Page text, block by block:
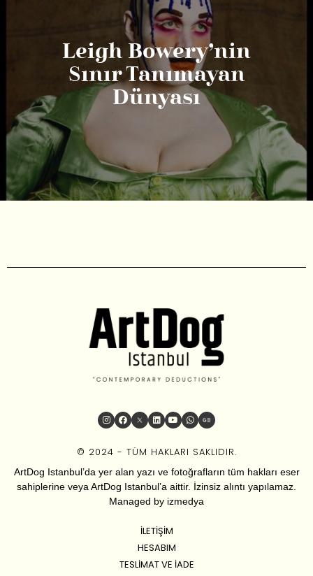
Leigh Bowery’nin
Sınır Tanımayan
Dünyası
© 2024 - TÜM HAKLARI SAKLIDIR.
ArtDog Istanbul’da yer alan yazı ve fotoğrafların tüm hakları eser
sahiplerine veya ArtDog Istanbul’a aittir. İzinsiz alıntı yapılamaz.
Managed by izmedya
İLETIŞIM
HESABIM
TESLIMAT VE İADE